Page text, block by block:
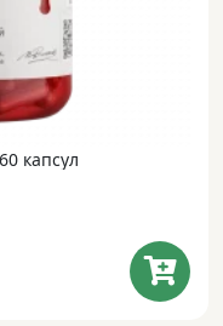
капсул